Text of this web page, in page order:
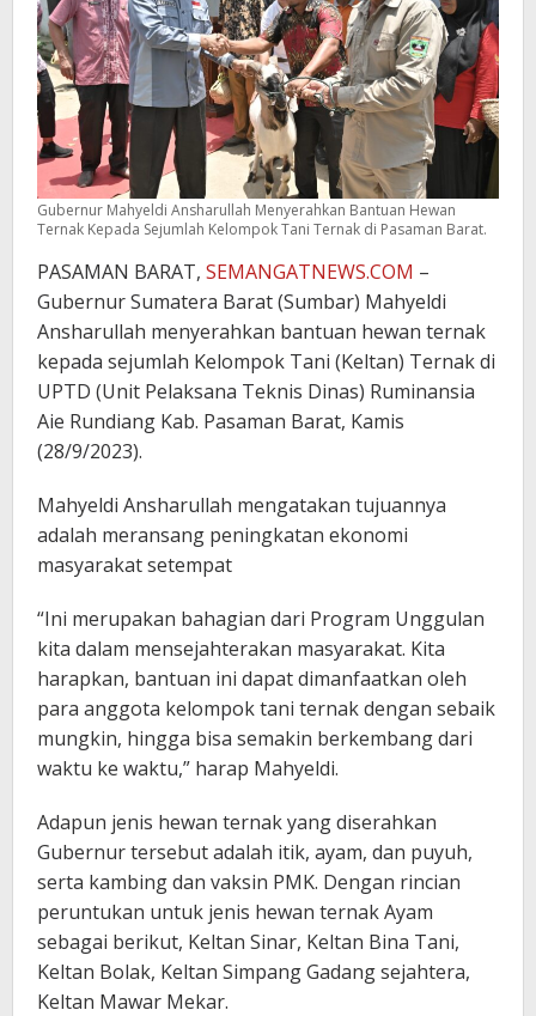
Gubernur Mahyeldi Ansharullah Menyerahkan Bantuan Hewan
Ternak Kepada Sejumlah Kelompok Tani Ternak di Pasaman Barat.
PASAMAN BARAT, SEMANGATNEWS.COM –
Gubernur Sumatera Barat (Sumbar) Mahyeldi
Ansharullah menyerahkan bantuan hewan ternak
kepada sejumlah Kelompok Tani (Keltan) Ternak di
UPTD (Unit Pelaksana Teknis Dinas) Ruminansia
Aie Rundiang Kab. Pasaman Barat, Kamis
(28/9/2023).
Mahyeldi Ansharullah mengatakan tujuannya
adalah meransang peningkatan ekonomi
masyarakat setempat
“Ini merupakan bahagian dari Program Unggulan
kita dalam mensejahterakan masyarakat. Kita
harapkan, bantuan ini dapat dimanfaatkan oleh
para anggota kelompok tani ternak dengan sebaik
mungkin, hingga bisa semakin berkembang dari
waktu ke waktu,” harap Mahyeldi.
Adapun jenis hewan ternak yang diserahkan
Gubernur tersebut adalah itik, ayam, dan puyuh,
serta kambing dan vaksin PMK. Dengan rincian
peruntukan untuk jenis hewan ternak Ayam
sebagai berikut, Keltan Sinar, Keltan Bina Tani,
Keltan Bolak, Keltan Simpang Gadang sejahtera,
Keltan Mawar Mekar.